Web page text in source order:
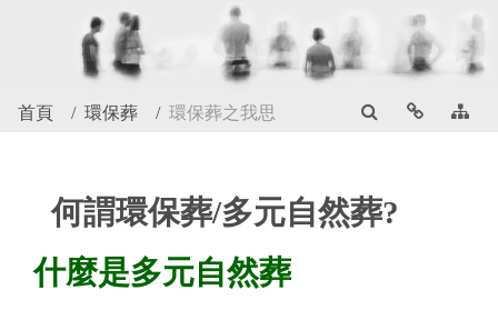
首頁 環保葬 環保葬之我思
何謂環保葬/多元自然葬?
什麼是多元自然葬